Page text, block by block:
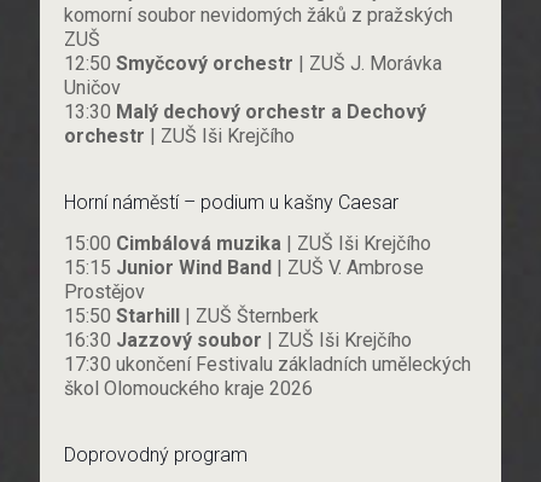
komorní soubor nevidomých žáků z pražských
ZUŠ
12:50 Smyčcový orchestr | ZUŠ J. Morávka
Uničov
13:30 Malý dechový orchestr a Dechový
orchestr | ZUŠ Iši Krejčího
Horní náměstí – podium u kašny Caesar
15:00 Cimbálová muzika | ZUŠ Iši Krejčího
15:15 Junior Wind Band | ZUŠ V. Ambrose
Prostějov
15:50 Starhill | ZUŠ Šternberk
16:30 Jazzový soubor | ZUŠ Iši Krejčího
17:30 ukončení Festivalu základních uměleckých
škol Olomouckého kraje 2026
Doprovodný program